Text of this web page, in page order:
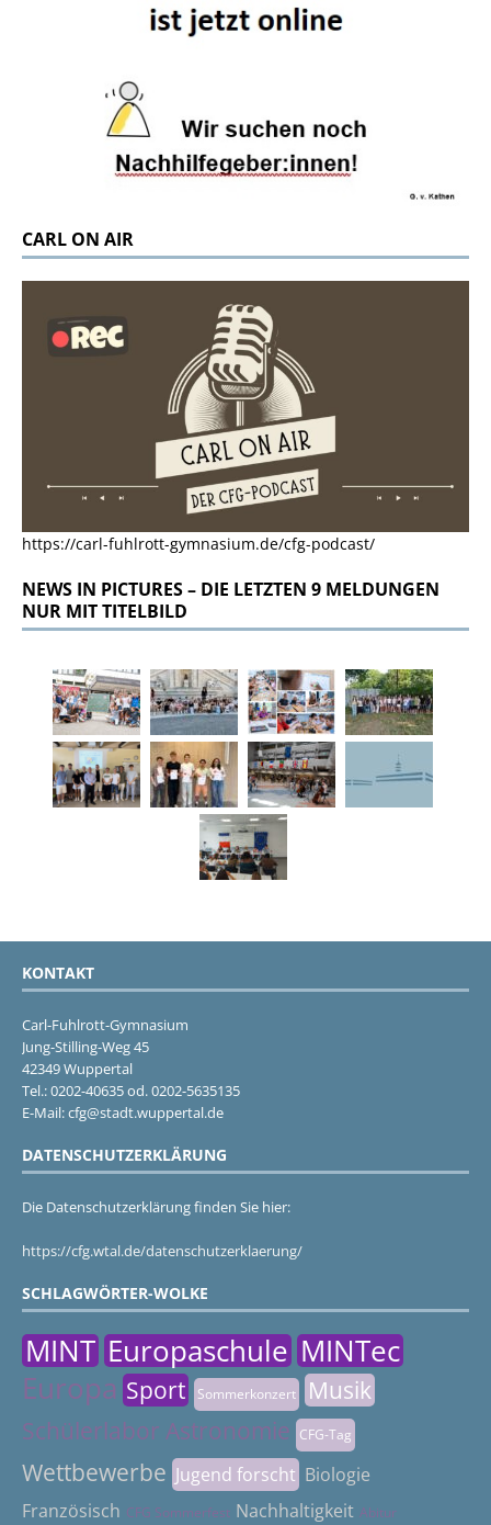
CARL ON AIR
https://carl-fuhlrott-gymnasium.de/cfg-podcast/
NEWS IN PICTURES – DIE LETZTEN 9 MELDUNGEN
NUR MIT TITELBILD
KONTAKT
Carl-Fuhlrott-Gymnasium
Jung-Stilling-Weg 45
42349 Wuppertal
Tel.: 0202-40635 od. 0202-5635135
E-Mail: cfg@stadt.wuppertal.de
DATENSCHUTZERKLÄRUNG
Die Datenschutzerklärung finden Sie hier:
https://cfg.wtal.de/datenschutzerklaerung/
SCHLAGWÖRTER-WOLKE
MINT Europaschule MINTec
Europa Sport Sommerkonzert
Musik
Schülerlabor Astronomie CFG-Tag
Wettbewerbe Jugend forscht Biologie
Französisch CFG Sommerfest Nachhaltigkeit Abitur